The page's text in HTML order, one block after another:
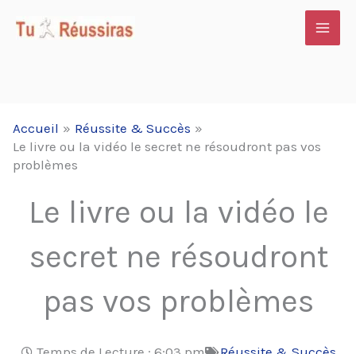
Accueil
Réussite & Succès
Le livre ou la vidéo le secret ne résoudront pas vos
problèmes
Le livre ou la vidéo le
secret ne résoudront
pas vos problèmes